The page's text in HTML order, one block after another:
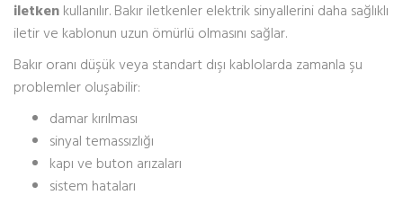
iletken kullanılır. Bakır iletkenler elektrik sinyallerini daha sağlıklı
iletir ve kablonun uzun ömürlü olmasını sağlar.
Bakır oranı düşük veya standart dışı kablolarda zamanla şu
problemler oluşabilir:
damar kırılması
sinyal temassızlığı
kapı ve buton arızaları
sistem hataları